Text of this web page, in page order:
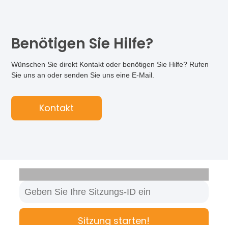
Benötigen Sie Hilfe?
Wünschen Sie direkt Kontakt oder benötigen Sie Hilfe? Rufen
Sie uns an oder senden Sie uns eine E-Mail.
Kontakt
Sitzung starten!